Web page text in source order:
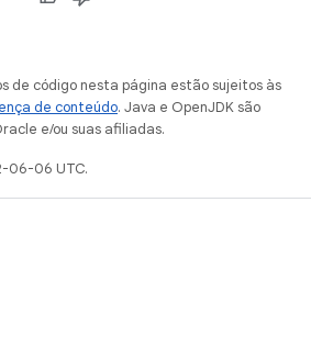
de código nesta página estão sujeitos às
de conteúdo. Java e OpenJDK são
e/ou suas afiliadas.
06-06 UTC.